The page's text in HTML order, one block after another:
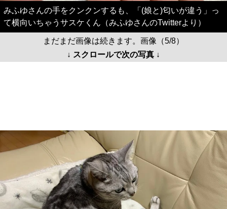
みふゆさんの手をクンクンするも、「(娘と)匂いが違う」っ
て横向いちゃうサスケくん（みふゆさんのTwitterより）
まだまだ画像は続きます。画像（5/8）
↓ スクロールで次の写真 ↓